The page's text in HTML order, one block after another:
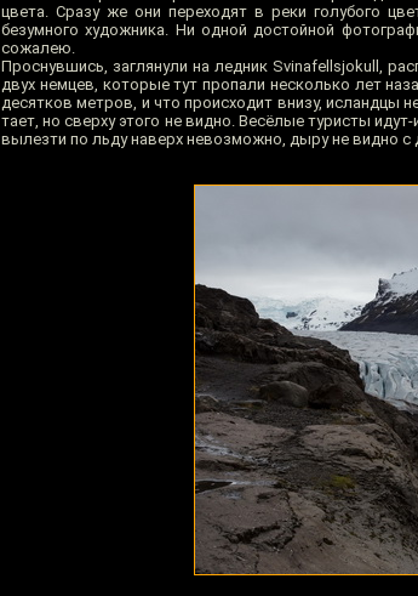
цвета. Сразу же они переходят в реки голубого
безумного художника. Ни одной достойной
сожалею.
Проснувшись, заглянули на ледник Svinafellsjokull,
двух немцев, которые тут пропали несколько лет
десятков метров, и что происходит внизу, исландцы
тает, но сверху этого не видно. Весёлые туристы
вылезти по льду наверх невозможно, дыру не видно с